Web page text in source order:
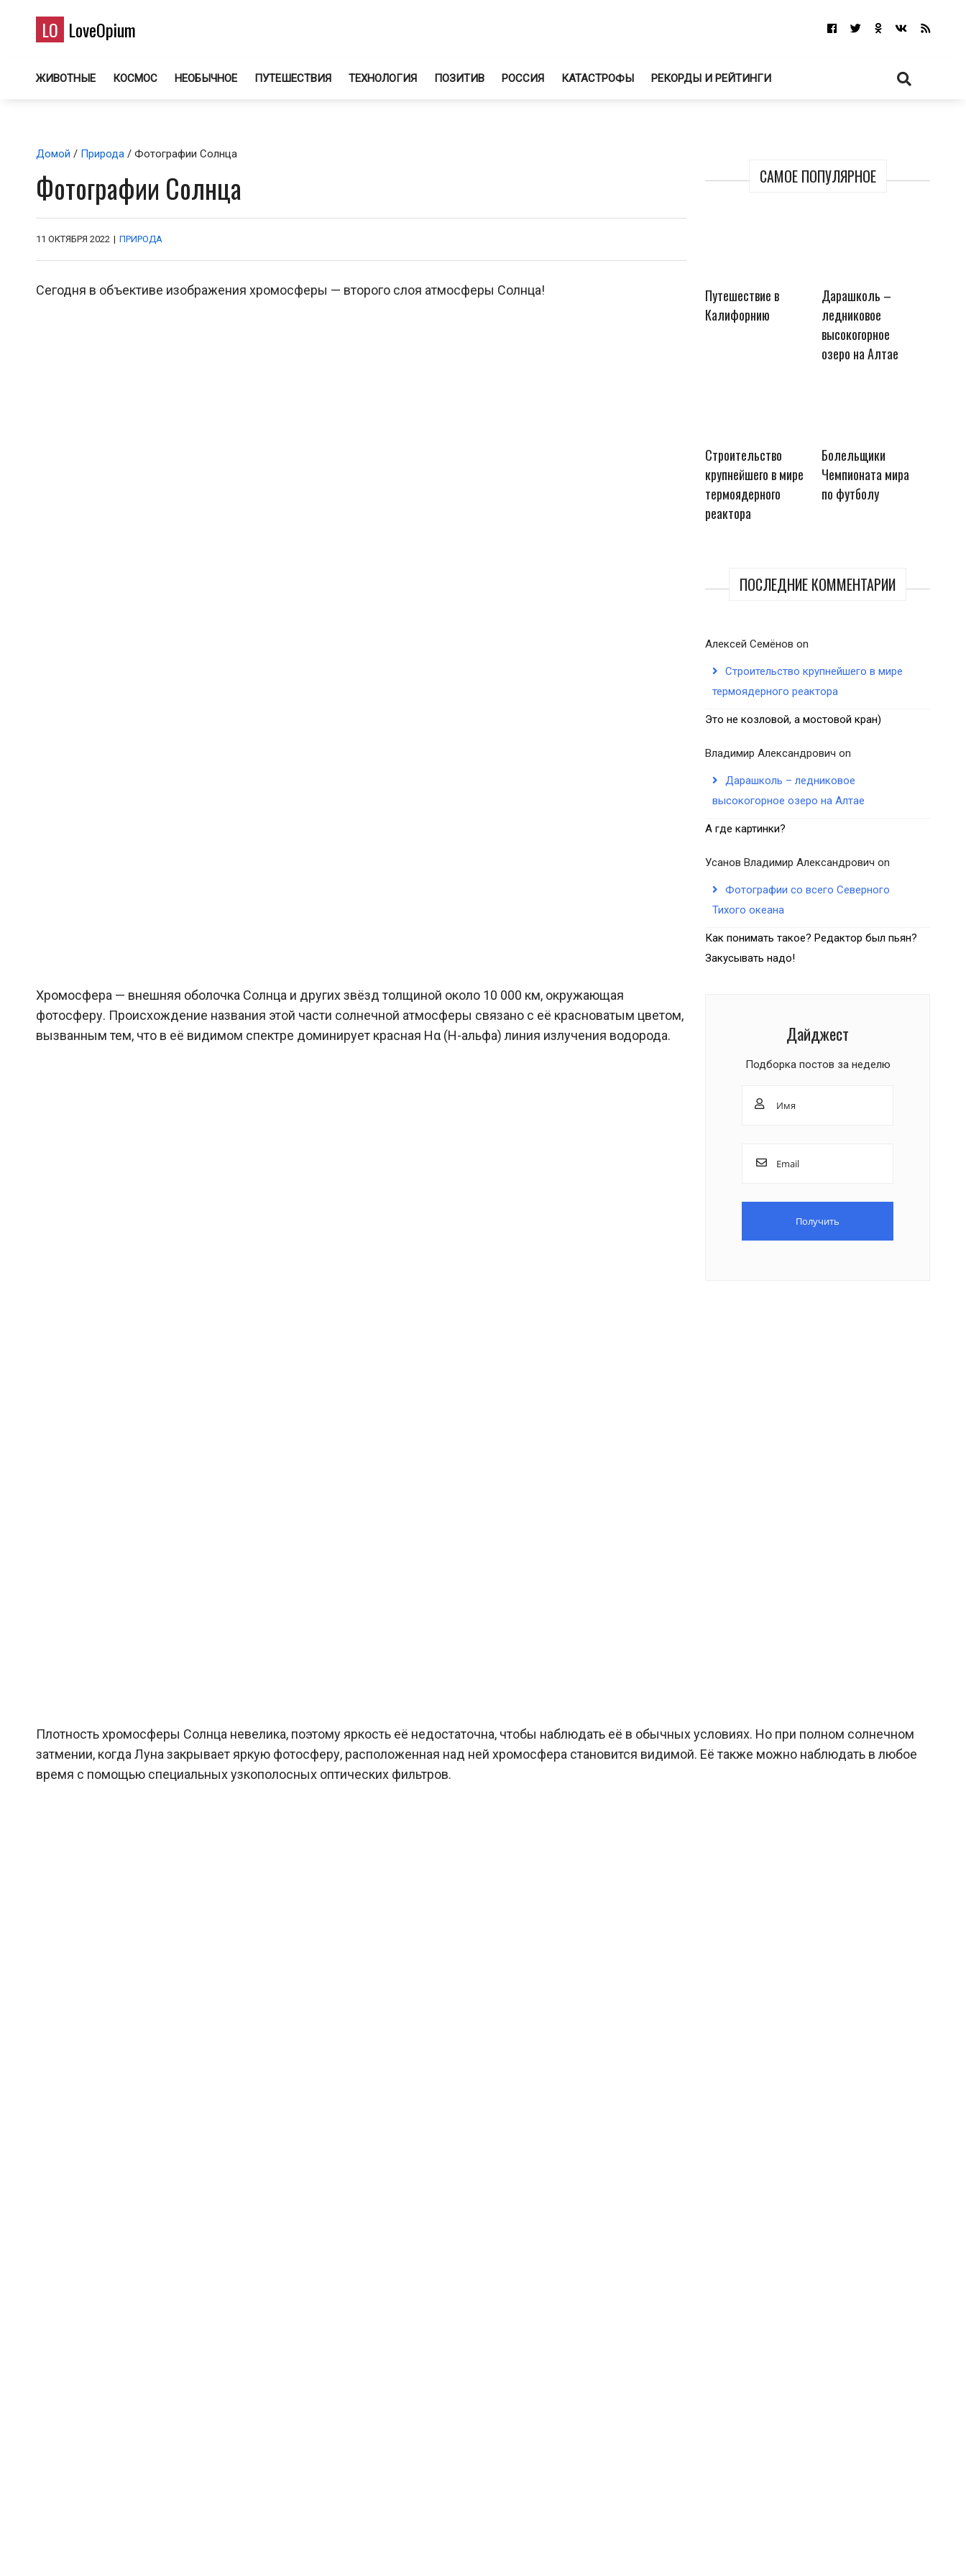
LO LoveOpium
ЖИВОТНЫЕ КОСМОС НЕОБЫЧНОЕ ПУТЕШЕСТВИЯ ТЕХНОЛОГИЯ ПОЗИТИВ РОССИЯ КАТАСТРОФЫ РЕКОРДЫ И РЕЙТИНГИ
САМОЕ ПОПУЛЯРНОЕ
Путешествие в
Калифорнию
Дарашколь –
ледниковое
высокогорное
озеро на Алтае
Строительство
крупнейшего в мире
термоядерного
реактора
Болельщики
Чемпионата мира
по футболу
ПОСЛЕДНИЕ КОММЕНТАРИИ
Алексей Семёнов on
Строительство крупнейшего в мире
термоядерного реактора
Это не козловой, а мостовой кран)
Владимир Александрович on
Дарашколь – ледниковое
высокогорное озеро на Алтае
А где картинки?
Усанов Владимир Александрович on
Фотографии со всего Северного
Тихого океана
Как понимать такое? Редактор был пьян?
Закусывать надо!
Дайджест
Подборка постов за неделю
Домой / Природа / Фотографии Солнца
Фотографии Солнца
11 ОКТЯБРЯ 2022 | ПРИРОДА
Сегодня в объективе изображения хромосферы — второго слоя атмосферы Солнца!
Хромосфера — внешняя оболочка Солнца и других звёзд толщиной около 10 000 км, окружающая
фотосферу. Происхождение названия этой части солнечной атмосферы связано с её красноватым цветом,
вызванным тем, что в её видимом спектре доминирует красная Hα (H-альфа) линия излучения водорода.
Плотность хромосферы Солнца невелика, поэтому яркость её недостаточна, чтобы наблюдать её в обычных условиях. Но при полном солнечном
затмении, когда Луна закрывает яркую фотосферу, расположенная над ней хромосфера становится видимой. Её также можно наблюдать в любое
время с помощью специальных узкополосных оптических фильтров.